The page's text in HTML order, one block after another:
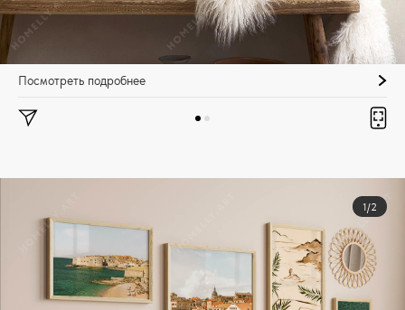
Посмотреть подробнее
1/2